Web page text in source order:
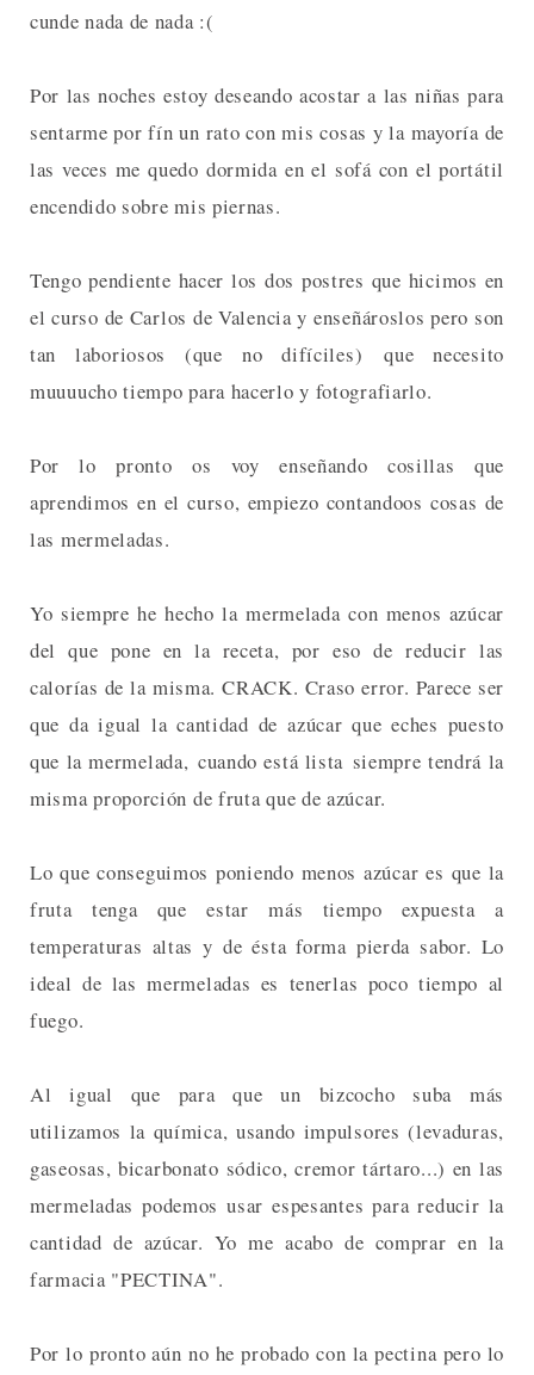
cunde nada de nada :(
Por las noches estoy deseando acostar a las niñas para
sentarme por fín un rato con mis cosas y la mayoría de
las veces me quedo dormida en el sofá con el portátil
encendido sobre mis piernas.
Tengo pendiente hacer los dos postres que hicimos en
el curso de Carlos de Valencia y enseñároslos pero son
tan laboriosos (que no difíciles) que necesito
muuuucho tiempo para hacerlo y fotografiarlo.
Por lo pronto os voy enseñando cosillas que
aprendimos en el curso, empiezo contandoos cosas de
las mermeladas.
Yo siempre he hecho la mermelada con menos azúcar
del que pone en la receta, por eso de reducir las
calorías de la misma. CRACK. Craso error. Parece ser
que da igual la cantidad de azúcar que eches puesto
que la mermelada, cuando está lista siempre tendrá la
misma proporción de fruta que de azúcar.
Lo que conseguimos poniendo menos azúcar es que la
fruta tenga que estar más tiempo expuesta a
temperaturas altas y de ésta forma pierda sabor. Lo
ideal de las mermeladas es tenerlas poco tiempo al
fuego.
Al igual que para que un bizcocho suba más
utilizamos la química, usando impulsores (levaduras,
gaseosas, bicarbonato sódico, cremor tártaro...) en las
mermeladas podemos usar espesantes para reducir la
cantidad de azúcar. Yo me acabo de comprar en la
farmacia "PECTINA".
Por lo pronto aún no he probado con la pectina pero lo